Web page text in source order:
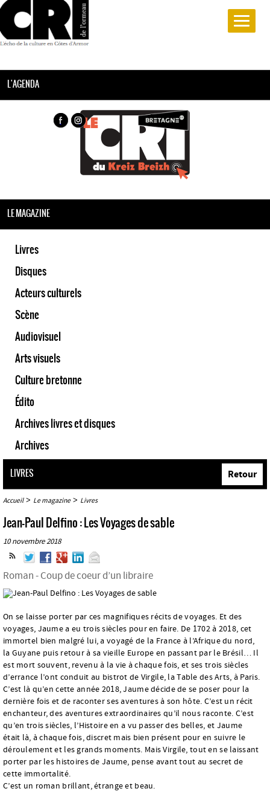
L'AGENDA
LE MAGAZINE
Livres
Disques
Acteurs culturels
Scène
Audiovisuel
Arts visuels
Culture bretonne
Édito
Archives livres et disques
Archives
LIVRES
Accueil> Le magazine> Livres
Retour
Jean-Paul Delfino : Les Voyages de sable
10 novembre 2018
Roman - Coup de coeur d’un libraire
On se laisse porter par ces magnifiques récits de voyages. Et des
voyages, Jaume a eu trois siècles pour en faire. De 1702 à 2018, cet
immortel bien malgré lui, a voyagé de la France à l’Afrique du nord,
la Guyane puis retour à sa vieille Europe en passant par le Brésil… Il
est mort souvent, revenu à la vie à chaque fois, et ses trois siècles
d’errance l’ont conduit au bistrot de Virgile, la Table des Arts, à Paris.
C’est là qu’en cette année 2018, Jaume décide de se poser pour la
dernière fois et de raconter ses aventures à son hôte. C’est un récit
enchanteur, des aventures extraordinaires qu’il nous raconte. C’est
qu’en trois siècles, l’Histoire en a vu passer des belles, et Jaume
était là, à chaque fois, discret mais bien présent pour en suivre le
déroulement et les grands moments. Mais Virgile, tout en se laissant
porter par les histoires de Jaume, pense avant tout au secret de
cette immortalité.
C’est un roman brillant, étrange et beau.